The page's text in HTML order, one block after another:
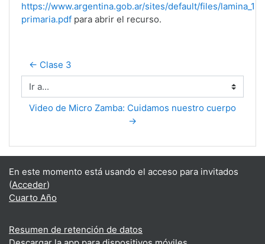
https://www.argentina.gob.ar/sites/default/files/
primaria.pdf para abrir el recurso.
← Clase 3
Ir a...
Video de Micro Zamba: Cuidamos nuestro cuerpo
→
En este momento está usando el acceso para invitados
(Acceder)
Cuarto Año
Resumen de retención de datos